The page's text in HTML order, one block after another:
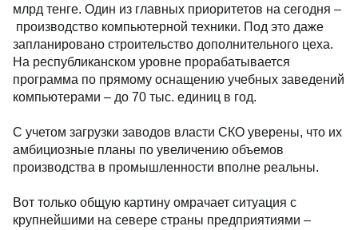
млрд тенге. Один из главных приоритетов на сегодня –
производство компьютерной техники. Под это даже
запланировано строительство дополнительного цеха.
На республиканском уровне прорабатывается
программа по прямому оснащению учебных заведений
компьютерами – до 70 тыс. единиц в год.
С учетом загрузки заводов власти СКО уверены, что их
амбициозные планы по увеличению объемов
производства в промышленности вполне реальны.
Вот только общую картину омрачает ситуация с
крупнейшими на севере страны предприятиями –